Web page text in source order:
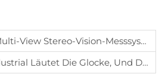
Messsystem: Ein Technologischer Durchbruch In Der Bauteilprüfung
Und Die Erste Aktie Aus Heilongjiang Wird An Der Pekinger Börse Notiert.